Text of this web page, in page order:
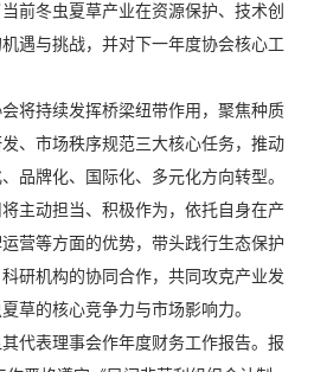
前冬虫夏草产业在资源保护、技术创
遇与挑战，并对下一年度协会核心工
将持续发挥桥梁纽带作用，聚焦种质
、市场秩序规范三大核心任务，推动
品牌化、国际化、多元化方向转型。
主动担当、积极作为，依托自身在产
营等方面的优势，带头践行生态保护
研机构的协同合作，共同攻克产业发
草的核心竞争力与市场影响力。
代表理事会作年度财务工作报告。报